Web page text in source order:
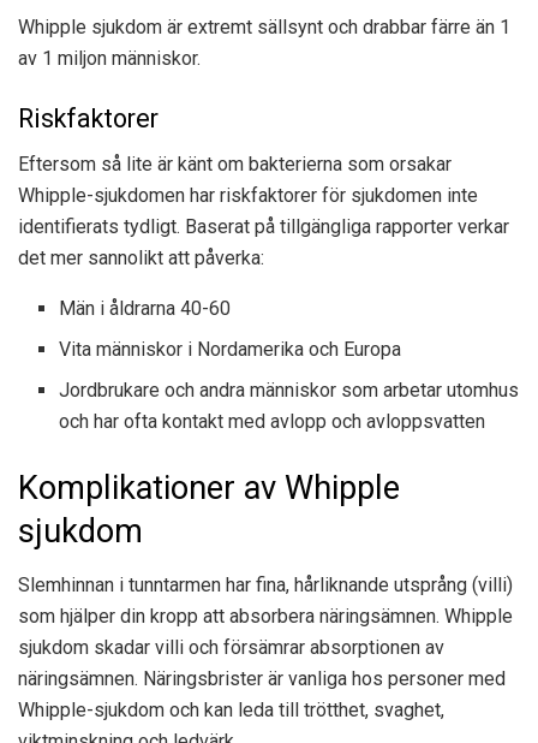
Whipple sjukdom är extremt sällsynt och drabbar färre än 1
av 1 miljon människor.
Riskfaktorer
Eftersom så lite är känt om bakterierna som orsakar
Whipple-sjukdomen har riskfaktorer för sjukdomen inte
identifierats tydligt. Baserat på tillgängliga rapporter verkar
det mer sannolikt att påverka:
Män i åldrarna 40-60
Vita människor i Nordamerika och Europa
Jordbrukare och andra människor som arbetar utomhus
och har ofta kontakt med avlopp och avloppsvatten
Komplikationer av Whipple
sjukdom
Slemhinnan i tunntarmen har fina, hårliknande utsprång (villi)
som hjälper din kropp att absorbera näringsämnen. Whipple
sjukdom skadar villi och försämrar absorptionen av
näringsämnen. Näringsbrister är vanliga hos personer med
Whipple-sjukdom och kan leda till trötthet, svaghet,